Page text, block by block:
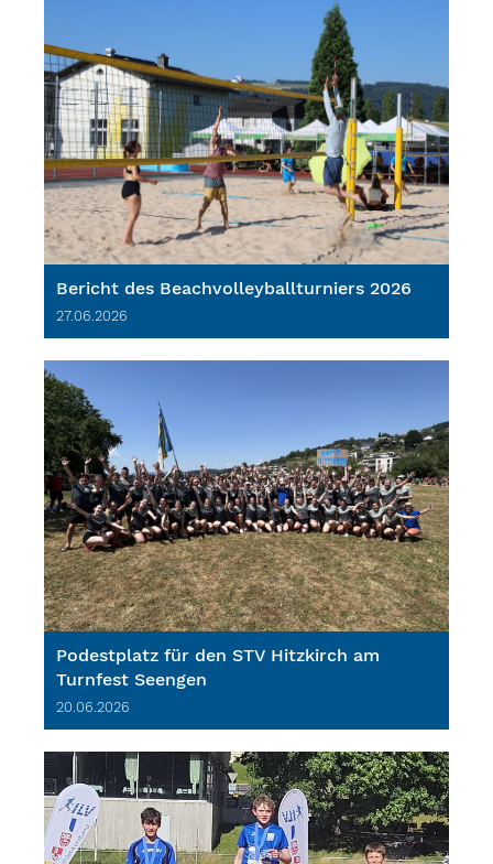
Bericht des Beachvolleyballturniers 2026
27.06.2026
Podestplatz für den STV Hitzkirch am
Turnfest Seengen
20.06.2026